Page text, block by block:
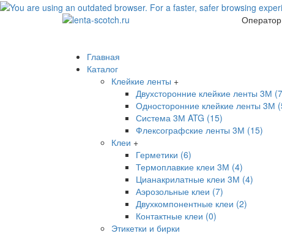
Главная
Каталог
Клейкие ленты +
Двухсторонние клейкие ленты 3М
Односторонние клейкие ленты 3М
Система 3М ATG (15)
Флексографские ленты 3М (15)
Клеи +
Герметики (6)
Термоплавкие клеи 3М (4)
Цианакрилатные клеи 3М (4)
Аэрозольные клеи (7)
Двухкомпонентные клеи (2)
Контактные клеи (0)
Этикетки и бирки